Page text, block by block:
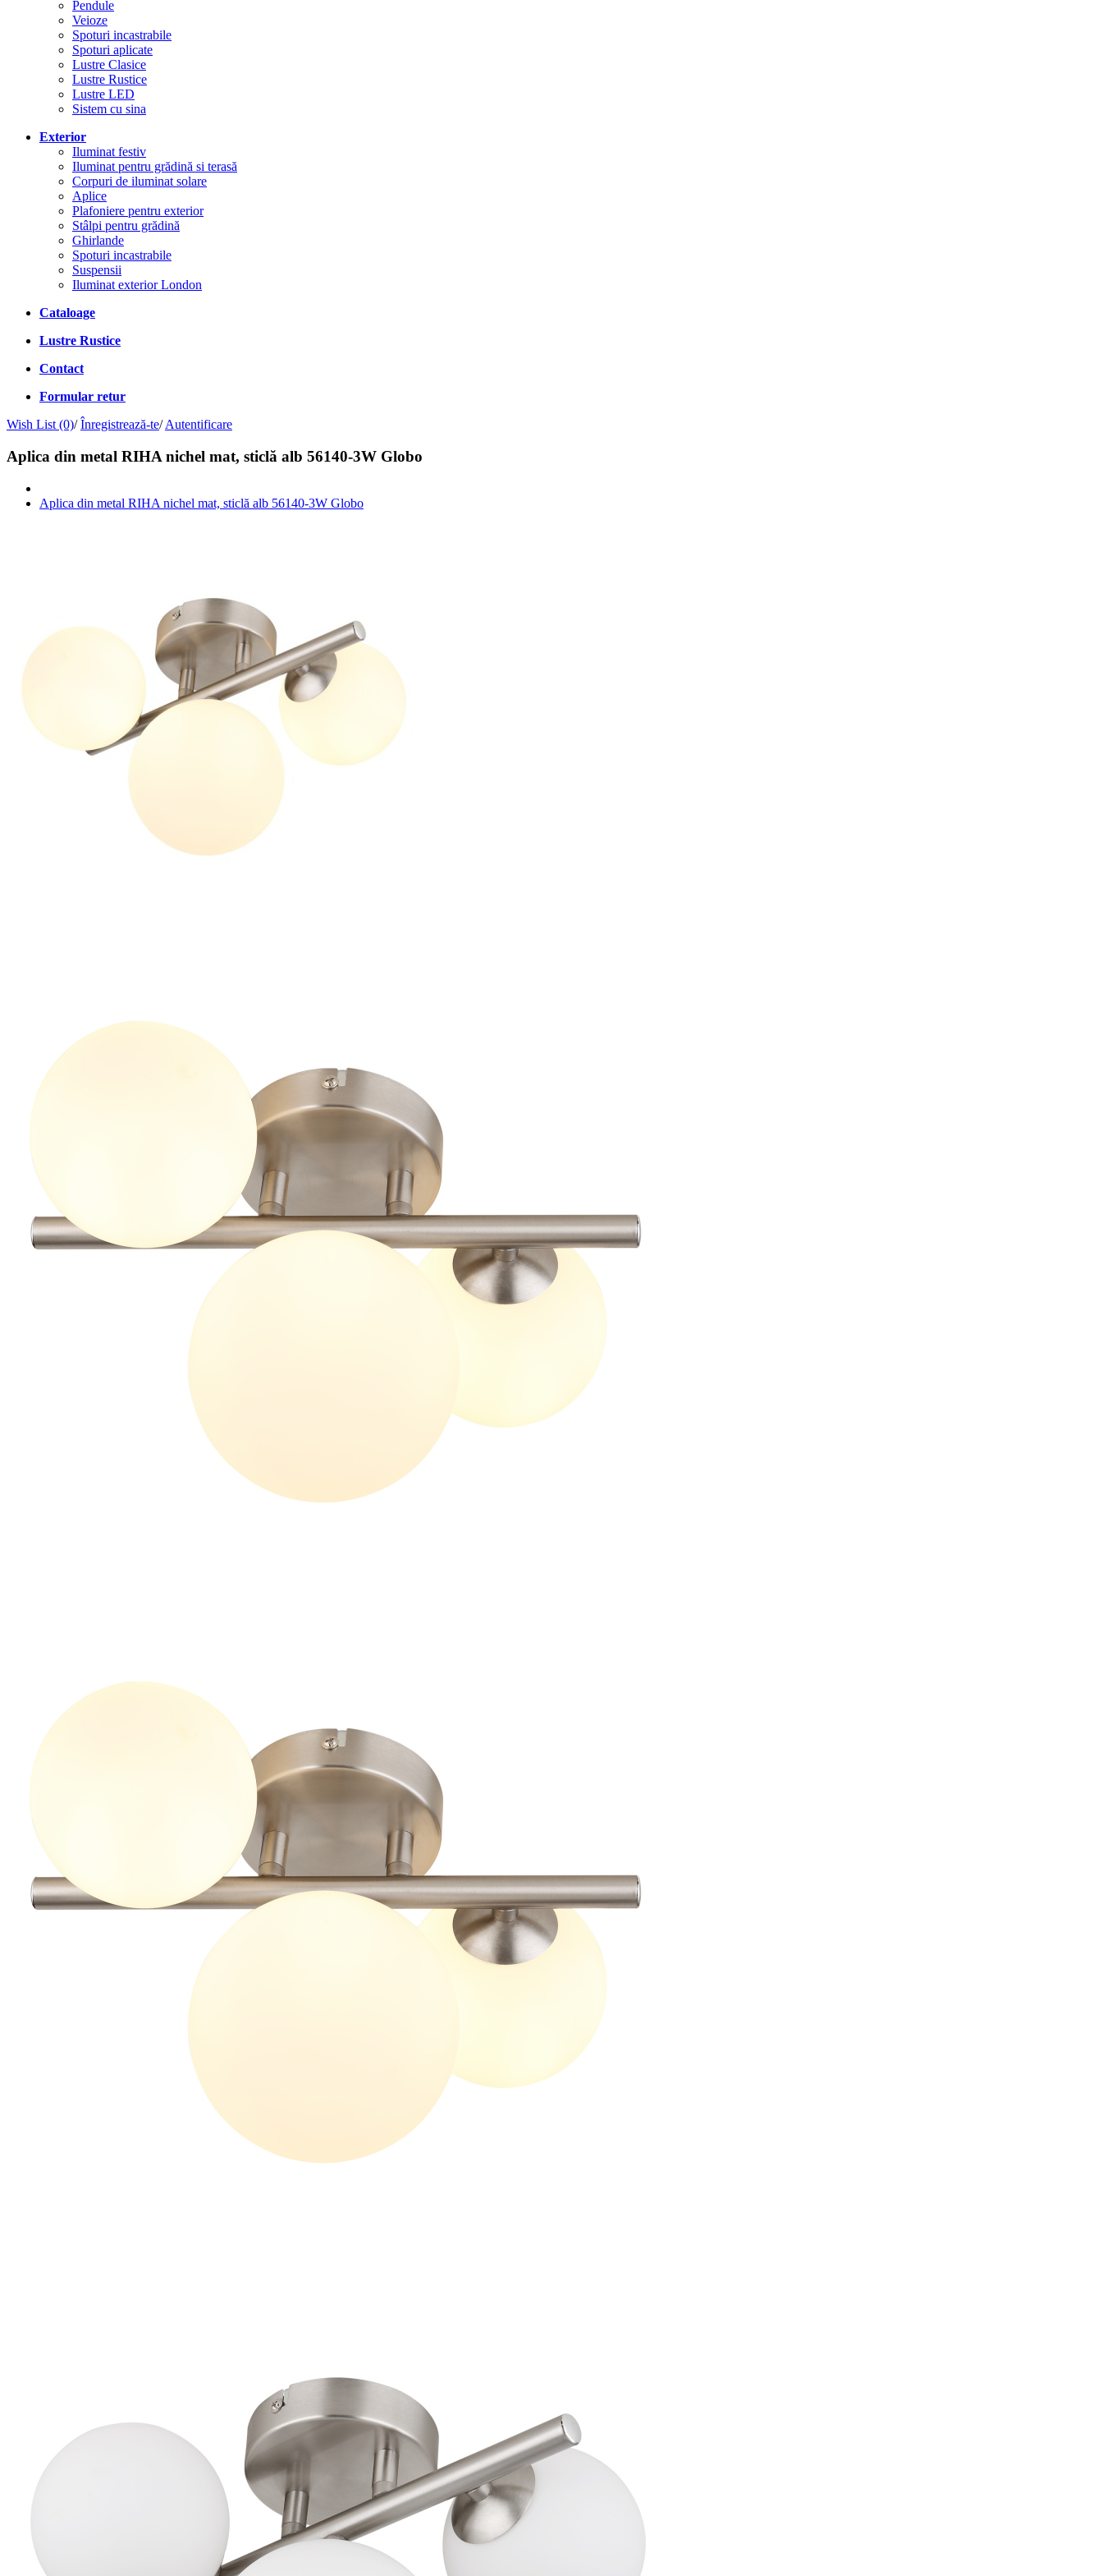
Pendule
Veioze
Spoturi incastrabile
Spoturi aplicate
Lustre Clasice
Lustre Rustice
Lustre LED
Sistem cu sina
Exterior
Iluminat festiv
Iluminat pentru grădină si terasă
Corpuri de iluminat solare
Aplice
Plafoniere pentru exterior
Stâlpi pentru grădină
Ghirlande
Spoturi incastrabile
Suspensii
Iluminat exterior London
Cataloage
Lustre Rustice
Contact
Formular retur
Wish List (0)/ Înregistrează-te/ Autentificare
Aplica din metal RIHA nichel mat, sticlă alb 56140-3W Globo
Aplica din metal RIHA nichel mat, sticlă alb 56140-3W Globo